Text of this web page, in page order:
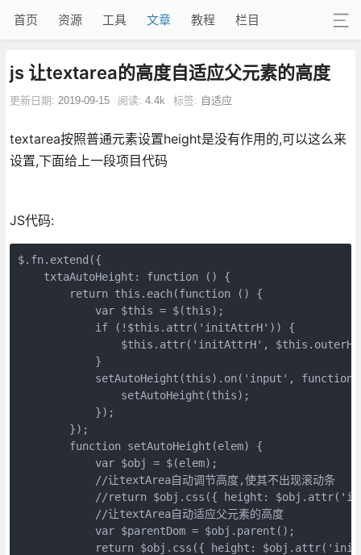
首页 资源 工具 文章 教程 栏目
js 让textarea的高度自适应父元素的高度
更新日期: 2019-09-15 阅读: 4.4k 标签: 自适应
textarea按照普通元素设置height是没有作用的,可以这么来
设置,下面给上一段项目代码
JS代码:
$.fn.extend({
    txtaAutoHeight: function () {
        return this.each(function () {
            var $this = $(this);
            if (!$this.attr('initAttrH')) {
$this.attr('initAttrH',
            }
setAutoHeight(this).on('input', function
                setAutoHeight(this);
            });
        });
        function setAutoHeight(elem) {
            var $obj = $(elem);
            //让textArea自动调节高度,使其不出现滚动条
//return $obj.css({ height:
            //让textArea自动适应父元素的高度
            var $parentDom = $obj.parent();
return $obj.css({ height: